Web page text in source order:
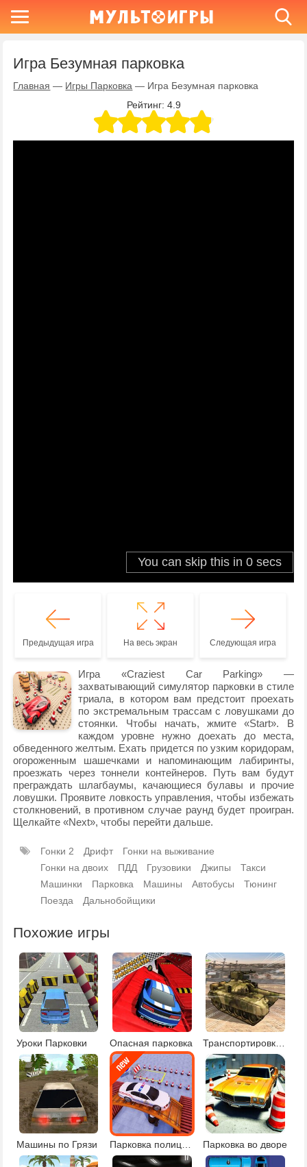
Игра Безумная парковка
Главная — Игры Парковка — Игра Безумная парковка
Рейтинг: 4.9
Предыдущая игра На весь экран Следующая игра
Игра «Craziest Car Parking» —
захватывающий симулятор парковки в стиле
триала, в котором вам предстоит проехать
по экстремальным трассам с ловушками до
стоянки. Чтобы начать, жмите «Start». В
каждом уровне нужно доехать до места,
обведенного желтым. Ехать придется по узким коридорам,
огороженным шашечками и напоминающим лабиринты,
проезжать через тоннели контейнеров. Путь вам будут
преграждать шлагбаумы, качающиеся булавы и прочие
ловушки. Проявите ловкость управления, чтобы избежать
столкновений, в противном случае раунд будет проигран.
Щелкайте «Next», чтобы перейти дальше.
Гонки 2 Дрифт
Гонки на выживание
Гонки на двоих
ПДД Грузовики Джипы
Такси
Машинки
Парковка Машины Автобусы
Тюнинг
Поезда
Дальнобойщики
Похожие игры
Уроки Парковки Опасная парковка Транспортировка военной техники
Машины по Грязи Парковка во дворе